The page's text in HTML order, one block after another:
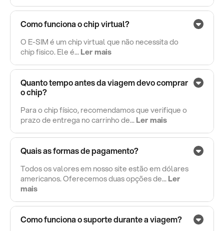
Como funciona o chip virtual?
O E-SIM é um chip virtual que não necessita do
chip fisico. Ele é...Ler mais
Quanto tempo antes da viagem devo comprar
o chip?
Para o chip físico, recomendamos que verifique o
prazo de entrega no carrinho de...Ler mais
Quais as formas de pagamento?
Todos os valores em nosso site estão em dólares
americanos. Oferecemos duas opções de...Ler
mais
Como funciona o suporte durante a viagem?